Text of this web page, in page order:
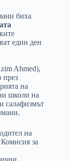
биха
един ден
Ahmed),
през
на
школи на
салафизмът
на
за